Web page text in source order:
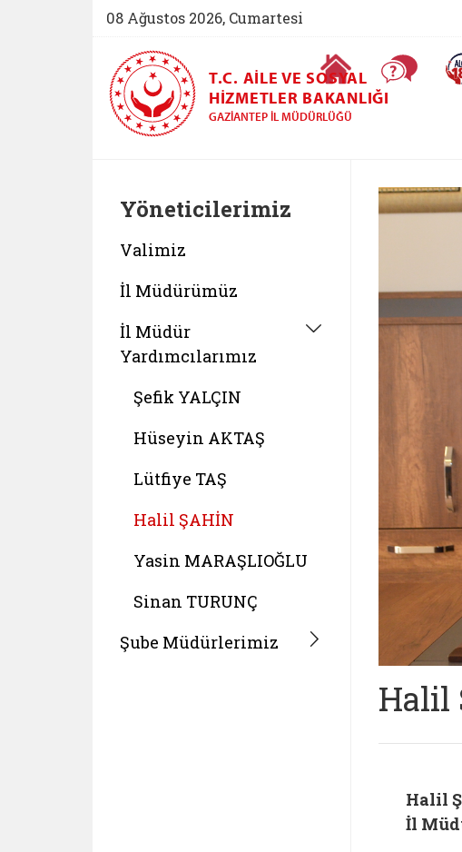
08 Ağustos 2026, Cumartesi
Ana Sayfa Sıkça
T.C. AILE VE SOSYAL
HIZMETLER BAKANLIĞI
GAZIANTEP İL MÜDÜRLÜĞÜ
Yöneticilerimiz
Valimiz
İl Müdürümüz
İl Müdür
Yardımcılarımız
Şefik YALÇIN
Hüseyin AKTAŞ
Lütfiye TAŞ
Halil ŞAHİN
Yasin MARAŞLIOĞLU
Sinan TURUNÇ
Şube Müdürlerimiz
Halil
Halil
İl